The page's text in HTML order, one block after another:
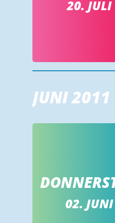
20. JULI
JUNI 2011
02. JUNI